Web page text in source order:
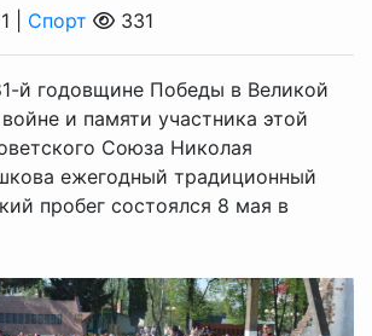
| Спорт 331
й годовщине Победы в Великой
и памяти участника этой
Союза Николая
ежегодный традиционный
пробег состоялся 8 мая в